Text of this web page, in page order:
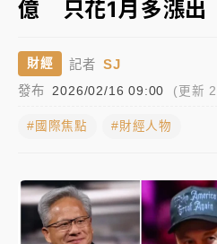
本周爆款短影音｜ 柯文哲帶
周末精選｜
跨境網購族注意
任 預算難關如何解？
父親節玩樂園！六福村今明
買1送1
億 只花1月多漲出
財經 記者 SJ
發布 2026/02/16 09:00 (更新
#國際焦點 #財經人物